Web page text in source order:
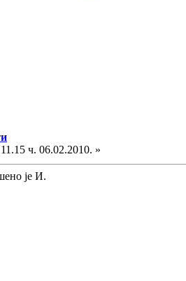
11.15 ч. 06.02.2010. »
је И.